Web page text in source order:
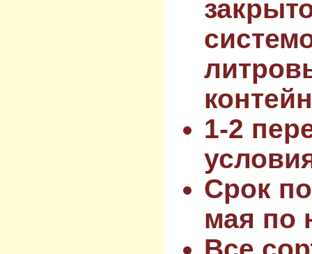
1-2
Срок
мая по